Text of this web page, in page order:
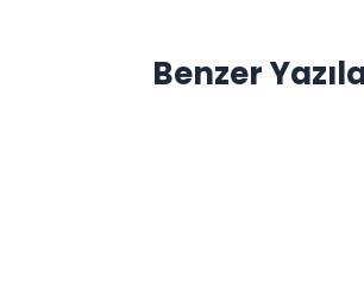
Benzer